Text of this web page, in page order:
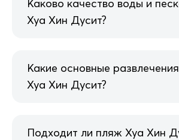
Каково качество воды и
Хуа Хин Дусит?
Какие основные
Хуа Хин Дусит?
Подходит ли пляж Хуа Хин